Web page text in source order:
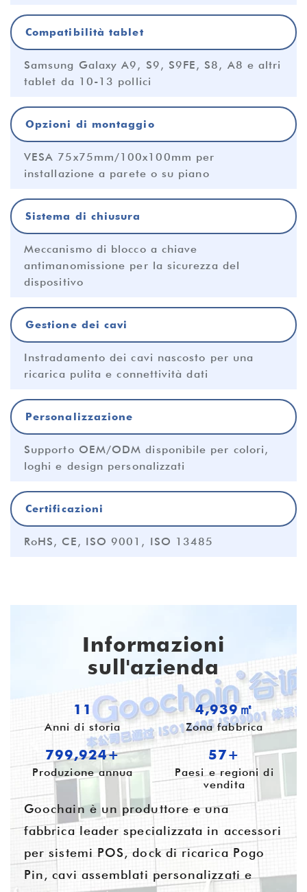
Compatibilità tablet
Samsung Galaxy A9, S9, S9FE, S8, A8 e altri
tablet da 10-13 pollici
Opzioni di montaggio
VESA 75x75mm/100x100mm per
installazione a parete o su piano
Sistema di chiusura
Meccanismo di blocco a chiave
antimanomissione per la sicurezza del
dispositivo
Gestione dei cavi
Instradamento dei cavi nascosto per una
ricarica pulita e connettività dati
Personalizzazione
Supporto OEM/ODM disponibile per colori,
loghi e design personalizzati
Certificazioni
RoHS, CE, ISO 9001, ISO 13485
Informazioni
sull'azienda
11
Anni di storia
4,985㎡
Zona fabbrica
799,981+
Produzione annua
58+
Paesi e regioni di
vendita
Goochain è un produttore e una
fabbrica leader specializzata in accessori
per sistemi POS, dock di ricarica Pogo
Pin, cavi assemblati personalizzati e